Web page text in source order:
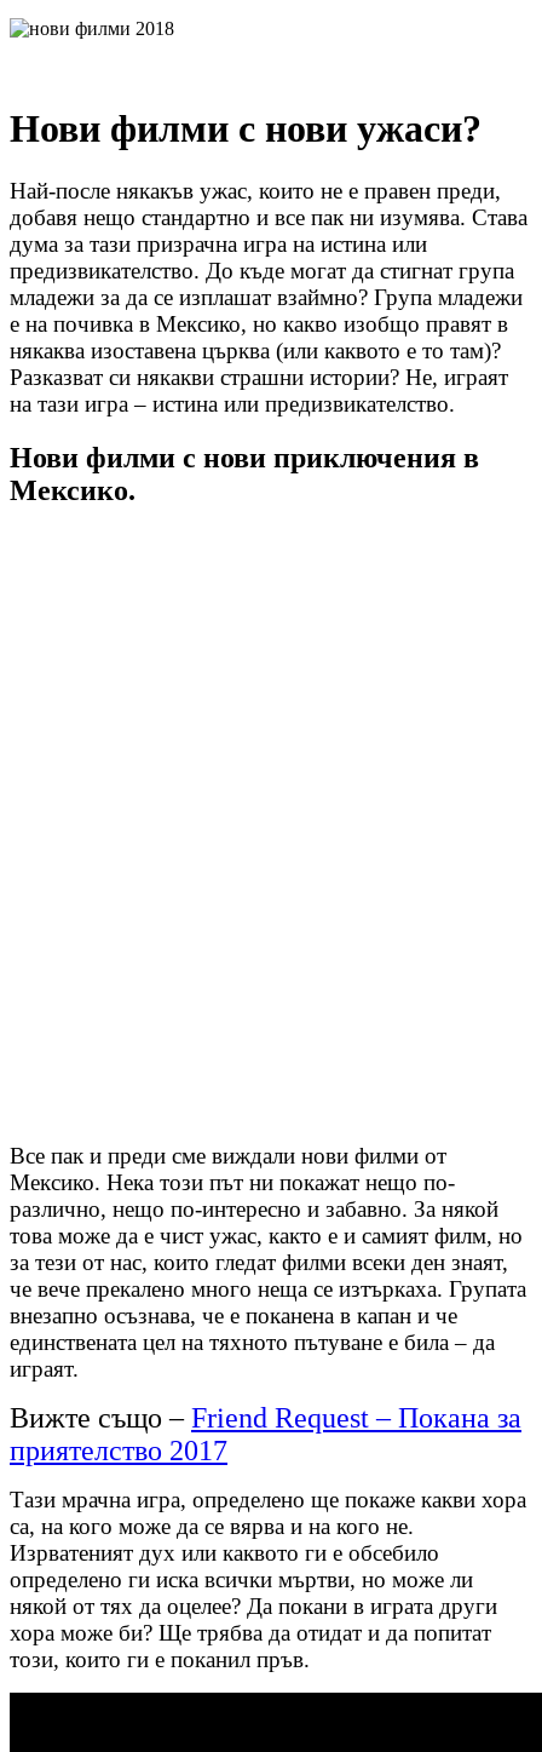
Нови филми с нови ужаси?
Най-после някакъв ужас, които не е правен преди,
добавя нещо стандартно и все пак ни изумява. Става
дума за тази призрачна игра на истина или
предизвикателство. До къде могат да стигнат група
младежи за да се изплашат взаймно? Група младежи
е на почивка в Мексико, но какво изобщо правят в
някаква изоставена църква (или каквото е то там)?
Разказват си някакви страшни истории? Не, играят
на тази игра – истина или предизвикателство.
Нови филми с нови приключения в
Мексико.
Все пак и преди сме виждали нови филми от
Мексико. Нека този път ни покажат нещо по-
различно, нещо по-интересно и забавно. За някой
това може да е чист ужас, както е и самият филм, но
за тези от нас, които гледат филми всеки ден знаят,
че вече прекалено много неща се изтъркаха. Групата
внезапно осъзнава, че е поканена в капан и че
единствената цел на тяхното пътуване е била – да
играят.
Вижте също –Friend Request – Покана за
приятелство 2017
Тази мрачна игра, определено ще покаже какви хора
са, на кого може да се вярва и на кого не.
Изрватеният дух или каквото ги е обсебило
определено ги иска всички мъртви, но може ли
някой от тях да оцелее? Да покани в играта други
хора може би? Ще трябва да отидат и да попитат
този, които ги е поканил пръв.